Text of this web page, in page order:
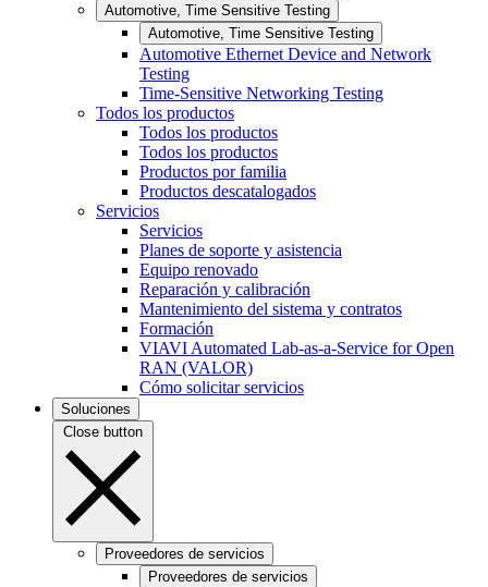
Automotive, Time Sensitive Testing
Automotive, Time Sensitive Testing
Automotive Ethernet Device and Network
Testing
Time-Sensitive Networking Testing
Todos los productos
Todos los productos
Todos los productos
Productos por familia
Productos descatalogados
Servicios
Servicios
Planes de soporte y asistencia
Equipo renovado
Reparación y calibración
Mantenimiento del sistema y contratos
Formación
VIAVI Automated Lab-as-a-Service for Open
RAN (VALOR)
Cómo solicitar servicios
Soluciones
Close button
Proveedores de servicios
Proveedores de servicios